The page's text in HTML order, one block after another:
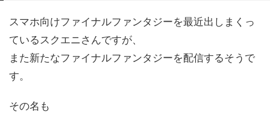
スマホ向けファイナルファンタジーを最近出しまくっ
ているスクエニさんですが、
また新たなファイナルファンタジーを配信するそうで
す。
その名も